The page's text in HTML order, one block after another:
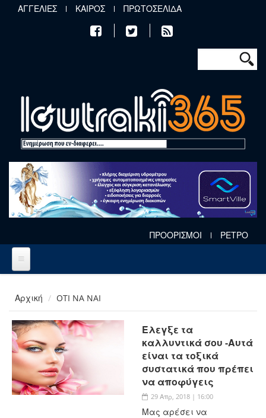
Παράκαμψη προς το κυρίως περιεχόμενο
ΑΓΓΕΛΙΕΣ ΚΑΙΡΟΣ ΠΡΩΤΟΣΕΛΙΔΑ
Φόρμα
Αναζήτηση
ΠΡΟΟΡΙΣΜΟΙ ΡΕΤΡΟ
Αρχική OTI NA NAI
Έλεγξε τα
καλλυντικά σου -Αυτά
είναι τα τοξικά
συστατικά που πρέπει
να αποφύγεις
29 Απρ, 2018 | 16:00
Μας αρέσει να